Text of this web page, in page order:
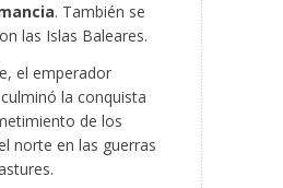
. También se
las Islas Baleares.
el emperador
culminó la conquista
de los
norte en las guerras